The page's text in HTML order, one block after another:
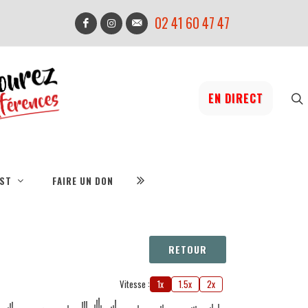
02 41 60 47 47
EN DIRECT
FAIRE UN DON
RETOUR
Vitesse : 1x 1.5x 2x